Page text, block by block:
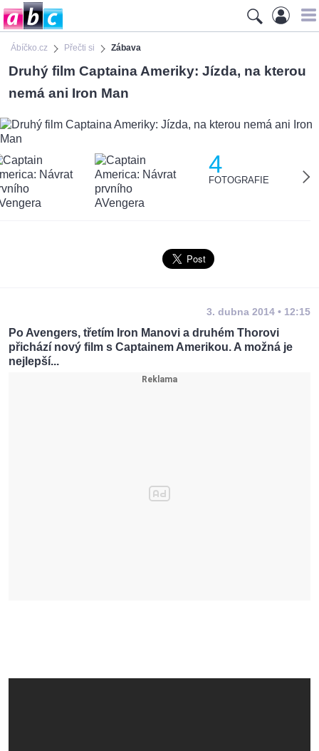
Ábíčko.cz Přečti si Zábava
Druhý film Captaina Ameriky: Jízda, na kterou
nemá ani Iron Man
4
FOTOGRAFIE
3. dubna 2014 • 12:15
Po Avengers, třetím Iron Manovi a druhém Thorovi
přichází nový film s Captainem Amerikou. A možná je
nejlepší...